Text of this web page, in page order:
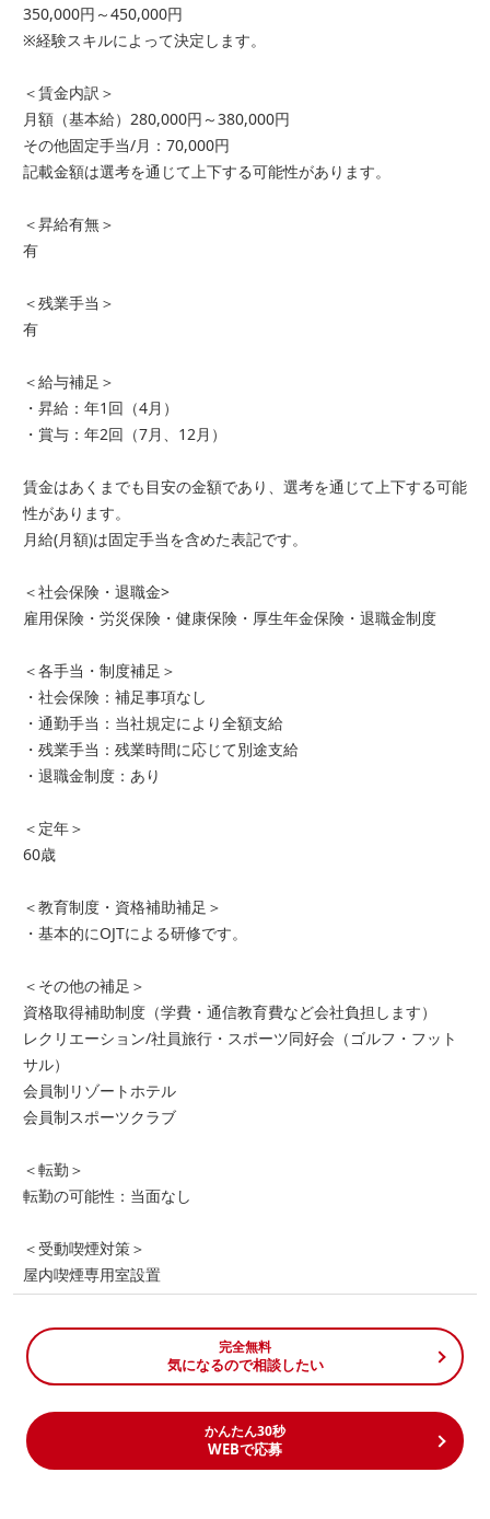
350,000円～450,000円
※経験スキルによって決定します。
＜賃金内訳＞
月額（基本給）280,000円～380,000円
その他固定手当/月：70,000円
記載金額は選考を通じて上下する可能性があります。
＜昇給有無＞
有
＜残業手当＞
有
＜給与補足＞
・昇給：年1回（4月）
・賞与：年2回（7月、12月）
賃金はあくまでも目安の金額であり、選考を通じて上下する可能
性があります。
月給(月額)は固定手当を含めた表記です。
＜社会保険・退職金>
雇用保険・労災保険・健康保険・厚生年金保険・退職金制度
＜各手当・制度補足＞
・社会保険：補足事項なし
・通勤手当：当社規定により全額支給
・残業手当：残業時間に応じて別途支給
・退職金制度：あり
＜定年＞
60歳
＜教育制度・資格補助補足＞
・基本的にOJTによる研修です。
＜その他の補足＞
資格取得補助制度（学費・通信教育費など会社負担します）
レクリエーション/社員旅行・スポーツ同好会（ゴルフ・フット
サル）
会員制リゾートホテル
会員制スポーツクラブ
＜転勤＞
転勤の可能性：当面なし
＜受動喫煙対策＞
屋内喫煙専用室設置
完全無料
気になるので相談したい
かんたん30秒
WEBで応募